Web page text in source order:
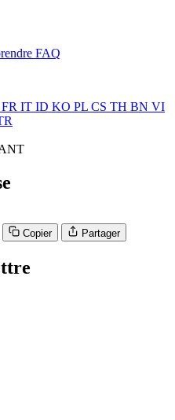
FAQ
FR IT ID KO PL CS TH BN VI
Copier Partager